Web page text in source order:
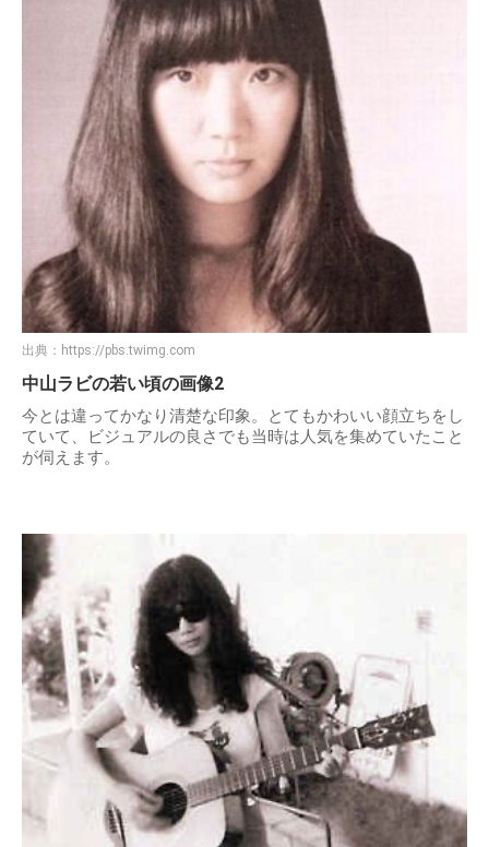
出典： https://pbs.twimg.com
中山ラビの若い頃の画像2
今とは違ってかなり清楚な印象。とてもかわいい顔立ちをし
ていて、ビジュアルの良さでも当時は人気を集めていたこと
が伺えます。